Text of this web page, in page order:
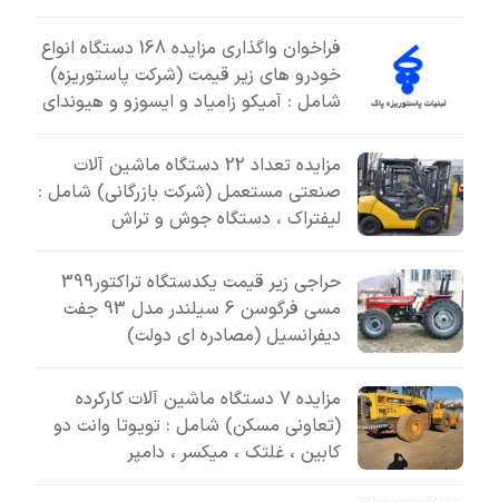
فراخوان واگذاری مزایده 168 دستگاه انواع
خودرو های زیر قیمت (شرکت پاستوریزه)
شامل : آمیکو زامیاد و ایسوزو و هیوندای
مزایده تعداد 22 دستگاه ماشین آلات
صنعتی مستعمل (شرکت بازرگانی) شامل :
لیفتراک ، دستگاه جوش و تراش
حراجی زیر قیمت یکدستگاه تراکتور399
مسی فرگوسن 6 سیلندر مدل 93 جفت
دیفرانسیل (مصادره ای دولت)
مزایده 7 دستگاه ماشین آلات کارکرده
(تعاونی مسکن) شامل : تویوتا وانت دو
کابین ، غلتک ، میکسر ، دامپر